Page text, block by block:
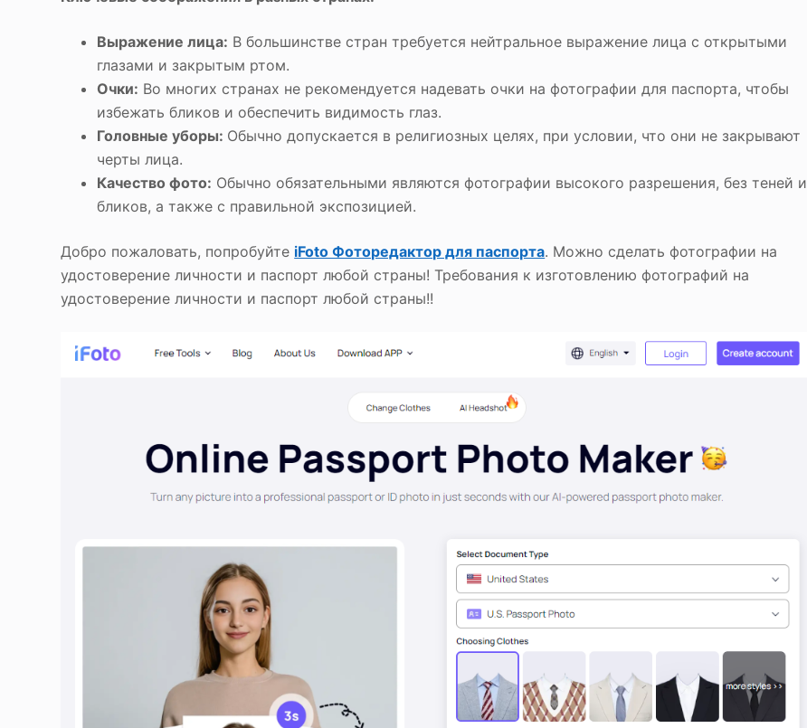
Выражение лица: В большинстве стран требуется нейтральное выражение лица с открытыми
глазами и закрытым ртом.
Очки: Во многих странах не рекомендуется надевать очки на фотографии для паспорта, чтобы
избежать бликов и обеспечить видимость глаз.
Головные уборы: Обычно допускается в религиозных целях, при условии, что они не закрывают
черты лица.
Качество фото: Обычно обязательными являются фотографии высокого разрешения, без теней и
бликов, а также с правильной экспозицией.
Добро пожаловать, попробуйте iFoto Фоторедактор для паспорта. Можно сделать фотографии на
удостоверение личности и паспорт любой страны! Требования к изготовлению фотографий на
удостоверение личности и паспорт любой страны!!